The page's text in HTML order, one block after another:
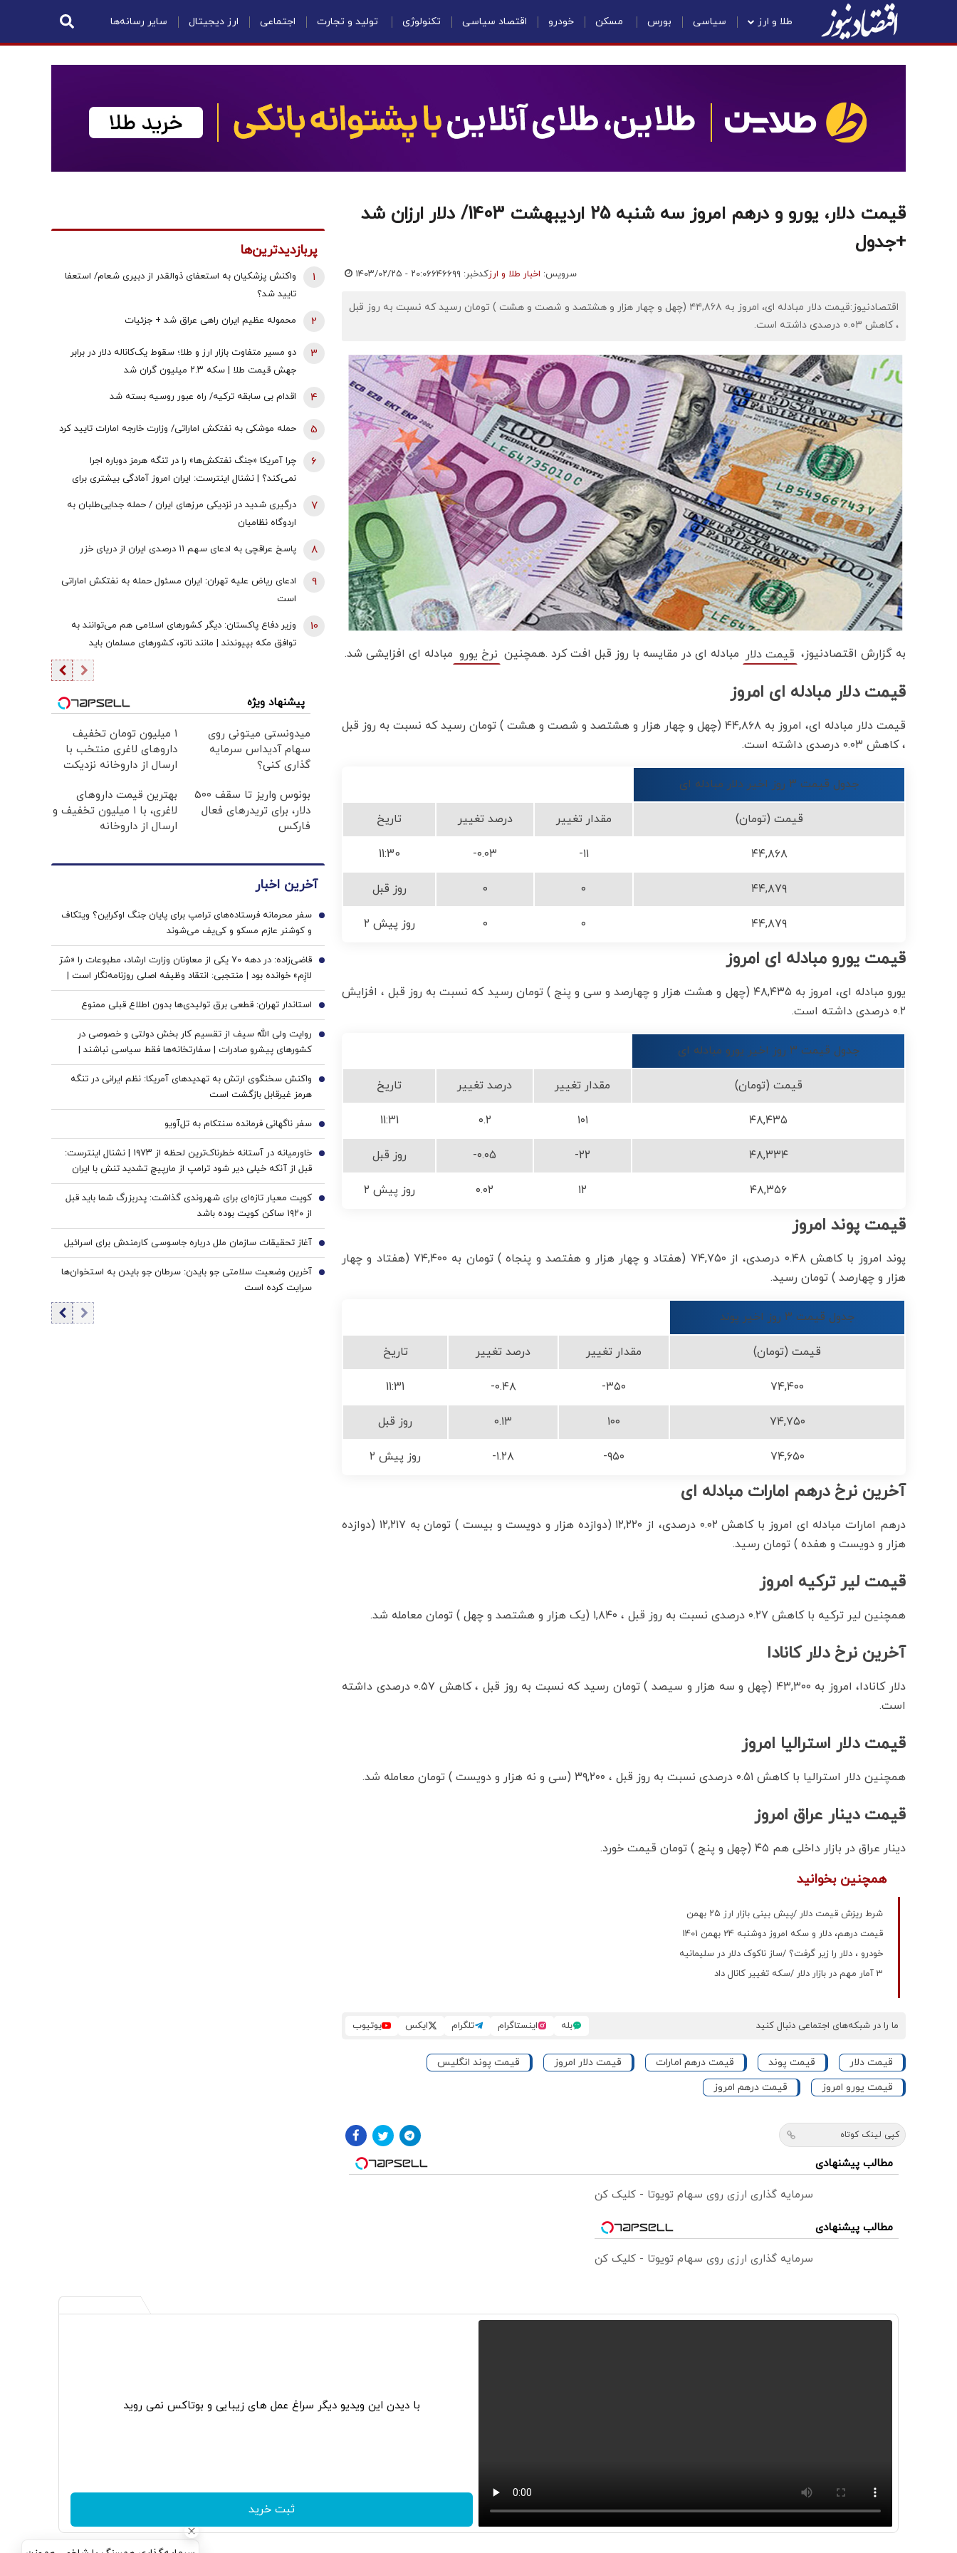
طلا و ارز سیاسی بورس مسکن خودرو اقتصاد سیاسی تکنولوژی تولید و تجارت اجتماعی ارز دیجیتال سایر رسانه‌ها
قیمت دلار، یورو و درهم امروز سه شنبه 25 اردیبهشت 1403/ دلار ارزان شد
+جدول
سرویس: اخبار طلا و ارزکدخبر: ۶۴۶۶۹۹ ۱۴۰۳/۰۲/۲۵ - ۲۰:۰۶
اقتصادنیوز:قیمت دلار مبادله ای، امروز به ۴۴,۸۶۸ (چهل و چهار هزار و هشتصد و شصت و هشت ) تومان رسید که نسبت به روز قبل
، کاهش ۰.۰۳ درصدی داشته است.
به گزارش اقتصادنیوز، قیمت دلار مبادله ای در مقایسه با روز قبل افت کرد .همچنین نرخ یورو مبادله ای افزایشی شد.
قیمت دلار مبادله ای امروز
قیمت دلار مبادله ای، امروز به ۴۴,۸۶۸ (چهل و چهار هزار و هشتصد و شصت و هشت ) تومان رسید که نسبت به روز قبل
، کاهش ۰.۰۳ درصدی داشته است.
جدول قیمت ۳ روز اخیر دلار مبادله ای
قیمت (تومان) مقدار تغییر درصد تغییر تاریخ
۴۴,۸۶۸ -۱۱ -۰.۰۳ 11:30
۴۴,۸۷۹ ۰ ۰ روز قبل
۴۴,۸۷۹ ۰ ۰ ۲ روز پیش
قیمت یورو مبادله ای امروز
یورو مبادله ای، امروز به ۴۸,۴۳۵ (چهل و هشت هزار و چهارصد و سی و پنج ) تومان رسید که نسبت به روز قبل ، افزایش
۰.۲ درصدی داشته است.
جدول قیمت ۳ روز اخیر یورو مبادله ای
قیمت (تومان) مقدار تغییر درصد تغییر تاریخ
۴۸,۴۳۵ ۱۰۱ ۰.۲ 11:31
۴۸,۳۳۴ -۲۲ -۰.۰۵ روز قبل
۴۸,۳۵۶ ۱۲ ۰.۰۲ ۲ روز پیش
قیمت پوند امروز
پوند امروز با کاهش ۰.۴۸ درصدی، از ۷۴,۷۵۰ (هفتاد و چهار هزار و هفتصد و پنجاه ) تومان به ۷۴,۴۰۰ (هفتاد و چهار
هزار و چهارصد ) تومان رسید.
جدول قیمت ۳ روز اخیر پوند
قیمت (تومان) مقدار تغییر درصد تغییر تاریخ
۷۴,۴۰۰ -۳۵۰ -۰.۴۸ 11:31
۷۴,۷۵۰ ۱۰۰ ۰.۱۳ روز قبل
۷۴,۶۵۰ -۹۵۰ -۱.۲۸ ۲ روز پیش
آخرین نرخ درهم امارات مبادله ای
درهم امارات مبادله ای امروز با کاهش ۰.۰۲ درصدی، از ۱۲,۲۲۰ (دوازده هزار و دویست و بیست ) تومان به ۱۲,۲۱۷ (دوازده
هزار و دویست و هفده ) تومان رسید.
قیمت لیر ترکیه امروز
همچنین لیر ترکیه با کاهش ۰.۲۷ درصدی نسبت به روز قبل ، ۱,۸۴۰ (یک هزار و هشتصد و چهل ) تومان معامله شد.
آخرین نرخ دلار کانادا
دلار کانادا، امروز به ۴۳,۳۰۰ (چهل و سه هزار و سیصد ) تومان رسید که نسبت به روز قبل ، کاهش ۰.۵۷ درصدی داشته
است.
قیمت دلار استرالیا امروز
همچنین دلار استرالیا با کاهش ۰.۵۱ درصدی نسبت به روز قبل ، ۳۹,۲۰۰ (سی و نه هزار و دویست ) تومان معامله شد.
قیمت دینار عراق امروز
دینار عراق در بازار داخلی هم ۴۵ (چهل و پنج ) تومان قیمت خورد.
همچنین بخوانید
شرط ریزش قیمت دلار /پیش بینی بازار ارز ۲۵ بهمن
قیمت درهم، دلار و سکه امروز دوشنبه 24 بهمن 1401
خودرو ، دلار را زیر گرفت؟ /ساز ناکوک دلار در سلیمانیه
3 آمار مهم در بازار دلار /سکه تغییر کانال داد
ما را در شبکه‌های اجتماعی دنبال کنید بله اینستاگرام تلگرام ایکس یوتیوب
قیمت دلار قیمت پوند قیمت درهم امارات قیمت دلار امروز
قیمت پوند انگلیس
قیمت یورو امروز
قیمت درهم امروز
کپی لینک کوتاه
مطالب پیشنهادی
سرمایه گذاری ارزی روی سهام تویوتا - کلیک کن
مطالب پیشنهادی
سرمایه گذاری ارزی روی سهام تویوتا - کلیک کن
پربازدیدترین‌ها
واکنش پزشکیان به استعفای ذوالقدر از دبیری شعام/ استعفا
تایید شد؟
1
محموله عظیم ایران راهی عراق شد + جزئیات 2
دو مسیر متفاوت بازار ارز و طلا؛ سقوط یک‌کاناله دلار در برابر
جهش قیمت طلا | سکه ۲.۳ میلیون گران شد
3
اقدام بی سابقه ترکیه/ راه عبور روسیه بسته شد 4
حمله موشکی به نفتکش اماراتی/ وزارت خارجه امارات تایید کرد 5
چرا آمریکا «جنگ نفتکش‌ها» را در تنگه هرمز دوباره اجرا
نمی‌کند؟ | نشنال اینترست: ایران امروز آمادگی بیشتری برای
جنگ در خلیج‌فارس دارد
6
درگیری شدید در نزدیکی مرز‌های ایران / حمله جدایی‌طلبان به
اردوگاه نظامیان
7
پاسخ عراقچی به ادعای سهم ۱۱ درصدی ایران از دریای خزر 8
ادعای ریاض علیه تهران: ایران مسئول حمله به نفتکش اماراتی
است
9
وزیر دفاع پاکستان: دیگر کشورهای اسلامی هم می‌توانند به
توافق مکه بپیوندند | مانند ناتو، کشورهای مسلمان باید
10
پیشنهاد ویژه
میدونستی میتونی روی
سهام آدیداس سرمایه
گذاری کنی؟
۱ میلیون تومان تخفیف
داروهای لاغری منتخب با
ارسال از داروخانه نزدیکت
بونوس واریز تا سقف 500
دلار، برای تریدرهای فعال
فارکس
بهترین قیمت داروهای
لاغری، با ۱ میلیون تخفیف و
ارسال از داروخانه‌
آخرین اخبار
سفر محرمانه فرستاده‌های ترامپ برای پایان جنگ اوکراین؟ ویتکاف
و کوشنر عازم مسکو و کی‌یف می‌شوند
1
قاضی‌زاده: در دهه 70 یکی از معاونان وزارت ارشاد، مطبوعات را «شرّ
لازِم» خوانده بود | منتجبی: انتقاد وظیفه اصلی روزنامه‌نگار است |
زاهد: بسیاری از بهترین روزنامه‌نگاران کشور، مجبور به مهاجرت
شده‌اند
2
استاندار تهران: قطعی برق تولیدی‌ها بدون اطلاع قبلی ممنوع 3
روایت ولی الله سیف از تقسیم کار بخش دولتی و خصوصی در
کشورهای پیشرو صادرات | سفارتخانه‌ها فقط سیاسی نباشند |
اتاق‌های بازرگانی باید بخشی از دیپلماسی اقتصادی باشند
4
واکنش سخنگوی ارتش به تهدیدهای آمریکا: نظم ایرانی در تنگه
هرمز غیرقابل بازگشت است
5
سفر ناگهانی فرمانده سنتکام به تل‌آویو 6
خاورمیانه در آستانه خطرناک‌ترین لحظه از ۱۹۷۳ | نشنال اینترست:
قبل از آنکه خیلی دیر شود ترامپ از مارپیچ تشدید تنش با ایران
بیرون بیاید | تنگه هرمز تنها گلوگاه استراتژیک مورد تهدید نیست
7
کویت معیار تازه‌ای برای شهروندی گذاشت: پدربزرگ شما باید قبل
از ۱۹۲۰ ساکن کویت بوده باشد
8
آغاز تحقیقات سازمان ملل درباره جاسوسی کارمندش برای اسرائیل 9
آخرین وضعیت سلامتی جو بایدن: سرطان جو بایدن به استخوان‌ها
سرایت کرده است
10
با دیدن این ویدیو دیگر سراغ عمل های زیبایی و بوتاکس نمی روید
ثبت خرید